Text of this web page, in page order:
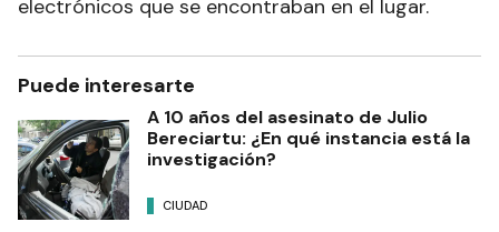
electrónicos que se encontraban en el lugar.
Puede interesarte
A 10 años del asesinato de Julio
Bereciartu: ¿En qué instancia está la
investigación?
CIUDAD